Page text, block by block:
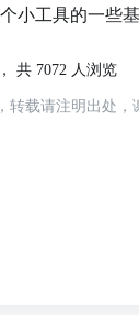
小工具的一些
共 7072 人浏览
转载请注明出处，